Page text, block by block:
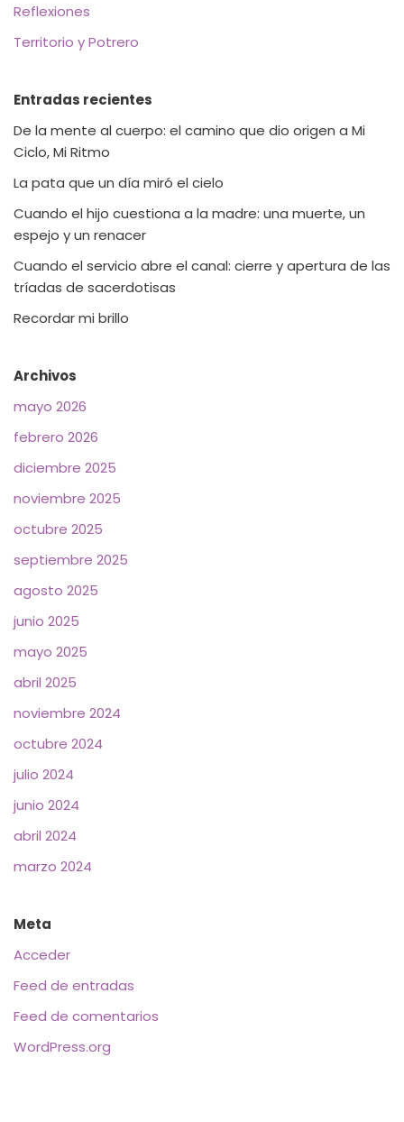
Reflexiones
Territorio y Potrero
Entradas recientes
De la mente al cuerpo: el camino que dio origen a Mi
Ciclo, Mi Ritmo
La pata que un día miró el cielo
Cuando el hijo cuestiona a la madre: una muerte, un
espejo y un renacer
Cuando el servicio abre el canal: cierre y apertura de las
tríadas de sacerdotisas
Recordar mi brillo
Archivos
mayo 2026
febrero 2026
diciembre 2025
noviembre 2025
octubre 2025
septiembre 2025
agosto 2025
junio 2025
mayo 2025
abril 2025
noviembre 2024
octubre 2024
julio 2024
junio 2024
abril 2024
marzo 2024
Meta
Acceder
Feed de entradas
Feed de comentarios
WordPress.org